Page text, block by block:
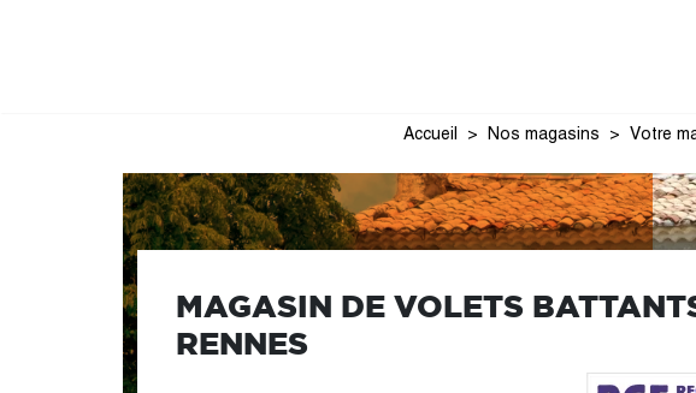
Accueil Nos magasins Votre
MAGASIN DE VOLETS
RENNES